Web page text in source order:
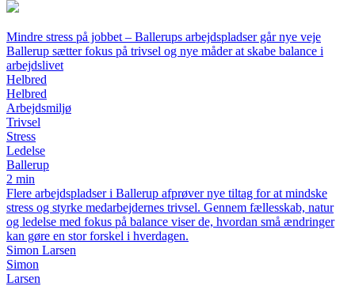
Mindre stress på jobbet – Ballerups arbejdspladser går nye veje
Ballerup sætter fokus på trivsel og nye måder at skabe balance i
arbejdslivet
Helbred
Helbred
Arbejdsmiljø
Trivsel
Stress
Ledelse
Ballerup
2 min
Flere arbejdspladser i Ballerup afprøver nye tiltag for at mindske
stress og styrke medarbejdernes trivsel. Gennem fællesskab, natur
og ledelse med fokus på balance viser de, hvordan små ændringer
kan gøre en stor forskel i hverdagen.
Simon Larsen
Simon
Larsen